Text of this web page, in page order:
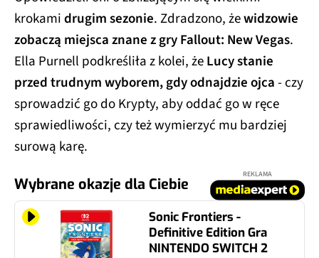
krokamidrugim sezonie. Zdradzono, żewidzowie
zobaczą miejsca znane z gry Fallout: New Vegas.
Ella Purnell podkreśliła z kolei, żeLucy stanie
przed trudnym wyborem, gdy odnajdzie ojca- czy
sprowadzić go do Krypty, aby oddać go w ręce
sprawiedliwości, czy też wymierzyć mu bardziej
surową karę.
Wybrane okazje dla Ciebie
REKLAMA
Sonic Frontiers -
Definitive Edition Gra
NINTENDO SWITCH 2